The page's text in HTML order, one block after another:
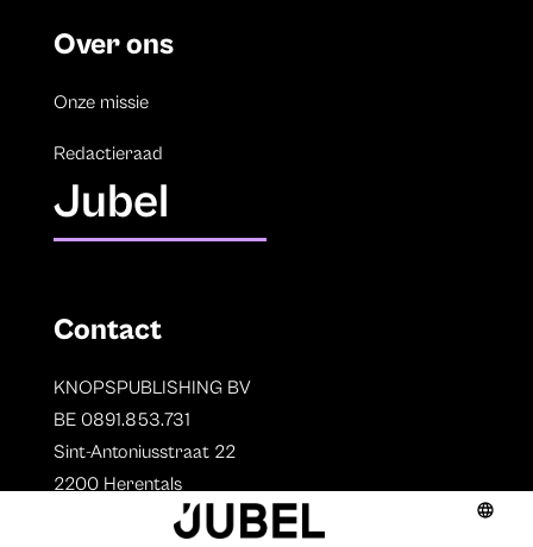
Over ons
Onze missie
Redactieraad
Jubel
Contact
KNOPSPUBLISHING BV
BE 0891.853.731
Sint-Antoniusstraat 22
2200 Herentals